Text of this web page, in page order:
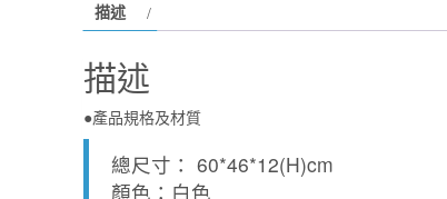
描述
描述
●產品規格及材質
總尺寸： 60*46*12(H)cm
顏色：白色